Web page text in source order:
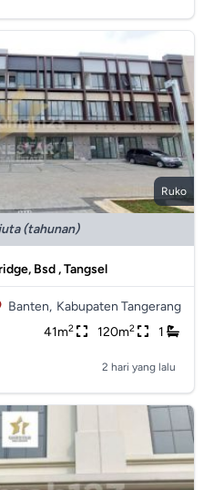
Ruko
(tahunan)
Bsd , Tangsel
Banten, Kabupaten Tangerang
41m2 120m2 1
2 hari yang lalu